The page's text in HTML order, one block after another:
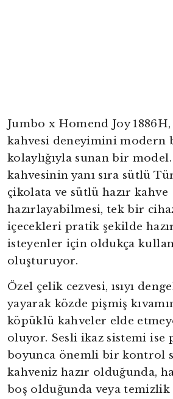
Jumbo x Homend Joy
kahvesi deneyimini modern
kolaylığıyla sunan bir
kahvesinin yanı sıra sütlü
çikolata ve sütlü hazır kahve
hazırlayabilmesi, tek bir
içecekleri pratik şekilde
isteyenler için oldukça
oluşturuyor.
Özel çelik cezvesi, ısıyı
yayarak közde pişmiş
köpüklü kahveler elde
oluyor. Sesli ikaz sistemi ise
boyunca önemli bir kontrol
kahveniz hazır olduğunda,
boş olduğunda veya temizlik